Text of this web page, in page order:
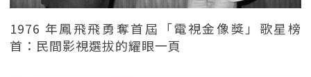
1976 年鳳飛飛勇奪首屆「電視金像獎」歌星榜
首：民間影視選拔的耀眼一頁